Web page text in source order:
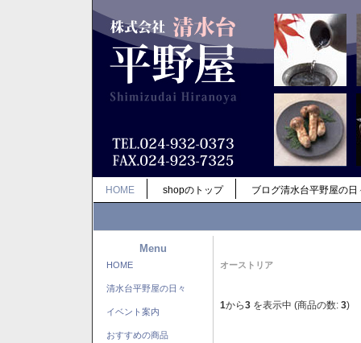
HOME shopのトップ ブログ清水台平野屋の日
Menu
HOME
清水台平野屋の日々
イベント案内
おすすめの商品
オーストリア
1から3 を表示中 (商品の数: 3)